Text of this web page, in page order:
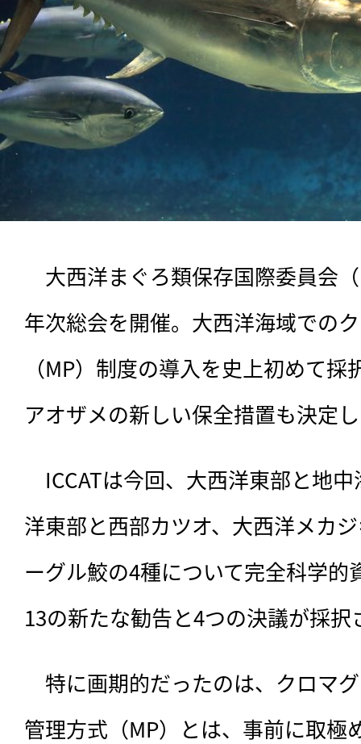
大西洋まぐろ類保存国際委員会
年次総会を開催。大西洋海域での
（MP）制度の導入を史上初めて
アオザメの新しい保全措置も決定
ICCATは今回、 大西洋東部と地
洋東部と西部カツオ、大西洋メカ
ーグル鮫の4種について完全科学的
13の新たな勧告と4つの決議が採択
特に画期的だったのは、クロマ
管理方式（MP）とは、事前に取極